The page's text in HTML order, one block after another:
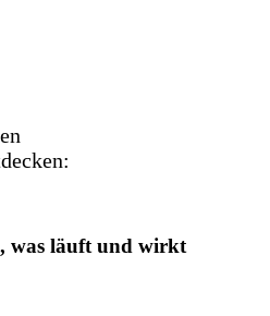
was läuft und wirkt